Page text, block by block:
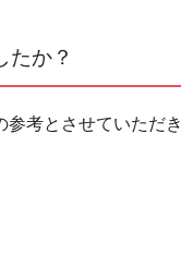
たか？
参考とさせていただき